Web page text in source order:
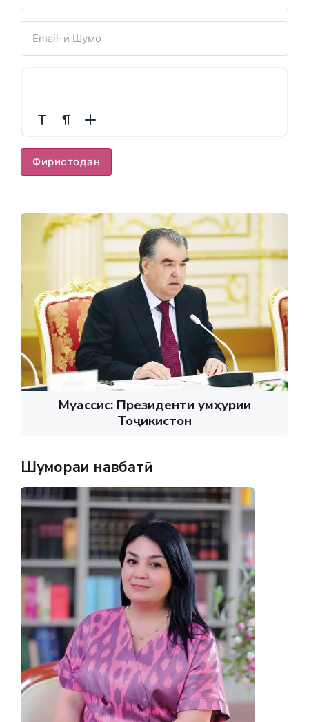
Фиристодан
Муассис: Президенти Ҷумҳурии
Тоҷикистон
Шумораи навбатӣ